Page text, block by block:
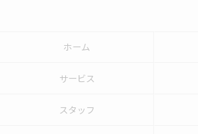
ホーム
サービス
スタッフ